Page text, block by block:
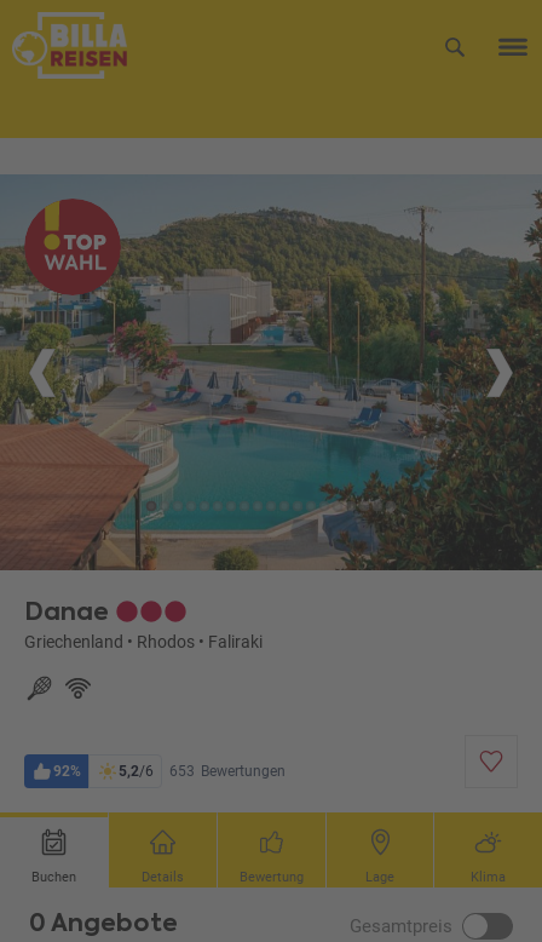
Danae
Griechenland • Rhodos • Faliraki
92% 5,2/6 653 Bewertungen
Buchen Details Bewertung Lage Klima
0 Angebote Gesamtpreis